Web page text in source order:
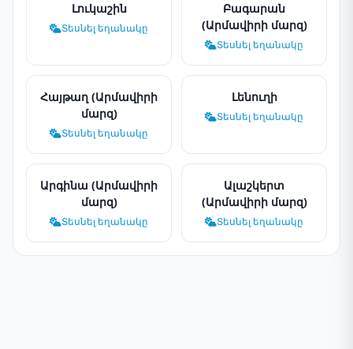
Լուկաշին
Տեսնել եղանակը
Բագարան
(Արմավիրի մարզ)
Տեսնել եղանակը
Հայթաղ (Արմավիրի
մարզ)
Տեսնել եղանակը
Լենուղի
Տեսնել եղանակը
Արգինա (Արմավիրի
մարզ)
Տեսնել եղանակը
Ալաշկերտ
(Արմավիրի մարզ)
Տեսնել եղանակը